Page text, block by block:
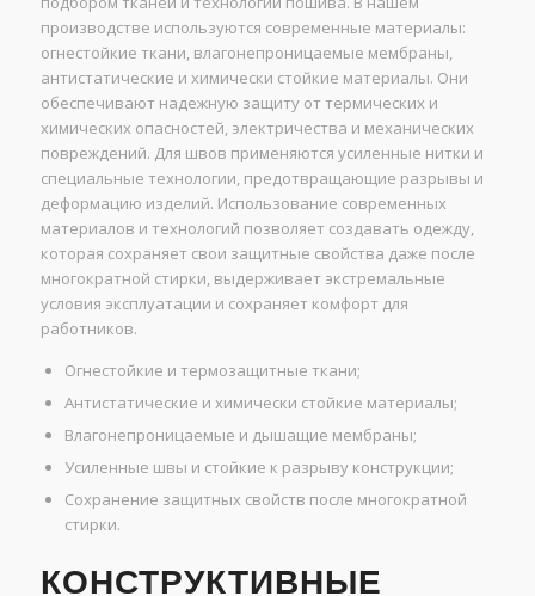
производстве используются современные материалы:
огнестойкие ткани, влагонепроницаемые мембраны,
антистатические и химически стойкие материалы. Они
обеспечивают надежную защиту от термических и
химических опасностей, электричества и механических
повреждений. Для швов применяются усиленные нитки и
специальные технологии, предотвращающие разрывы и
деформацию изделий. Использование современных
материалов и технологий позволяет создавать одежду,
которая сохраняет свои защитные свойства даже после
многократной стирки, выдерживает экстремальные
условия эксплуатации и сохраняет комфорт для
работников.
Огнестойкие и термозащитные ткани;
Антистатические и химически стойкие материалы;
Влагонепроницаемые и дышащие мембраны;
Усиленные швы и стойкие к разрыву конструкции;
Сохранение защитных свойств после многократной
стирки.
КОНСТРУКТИВНЫЕ